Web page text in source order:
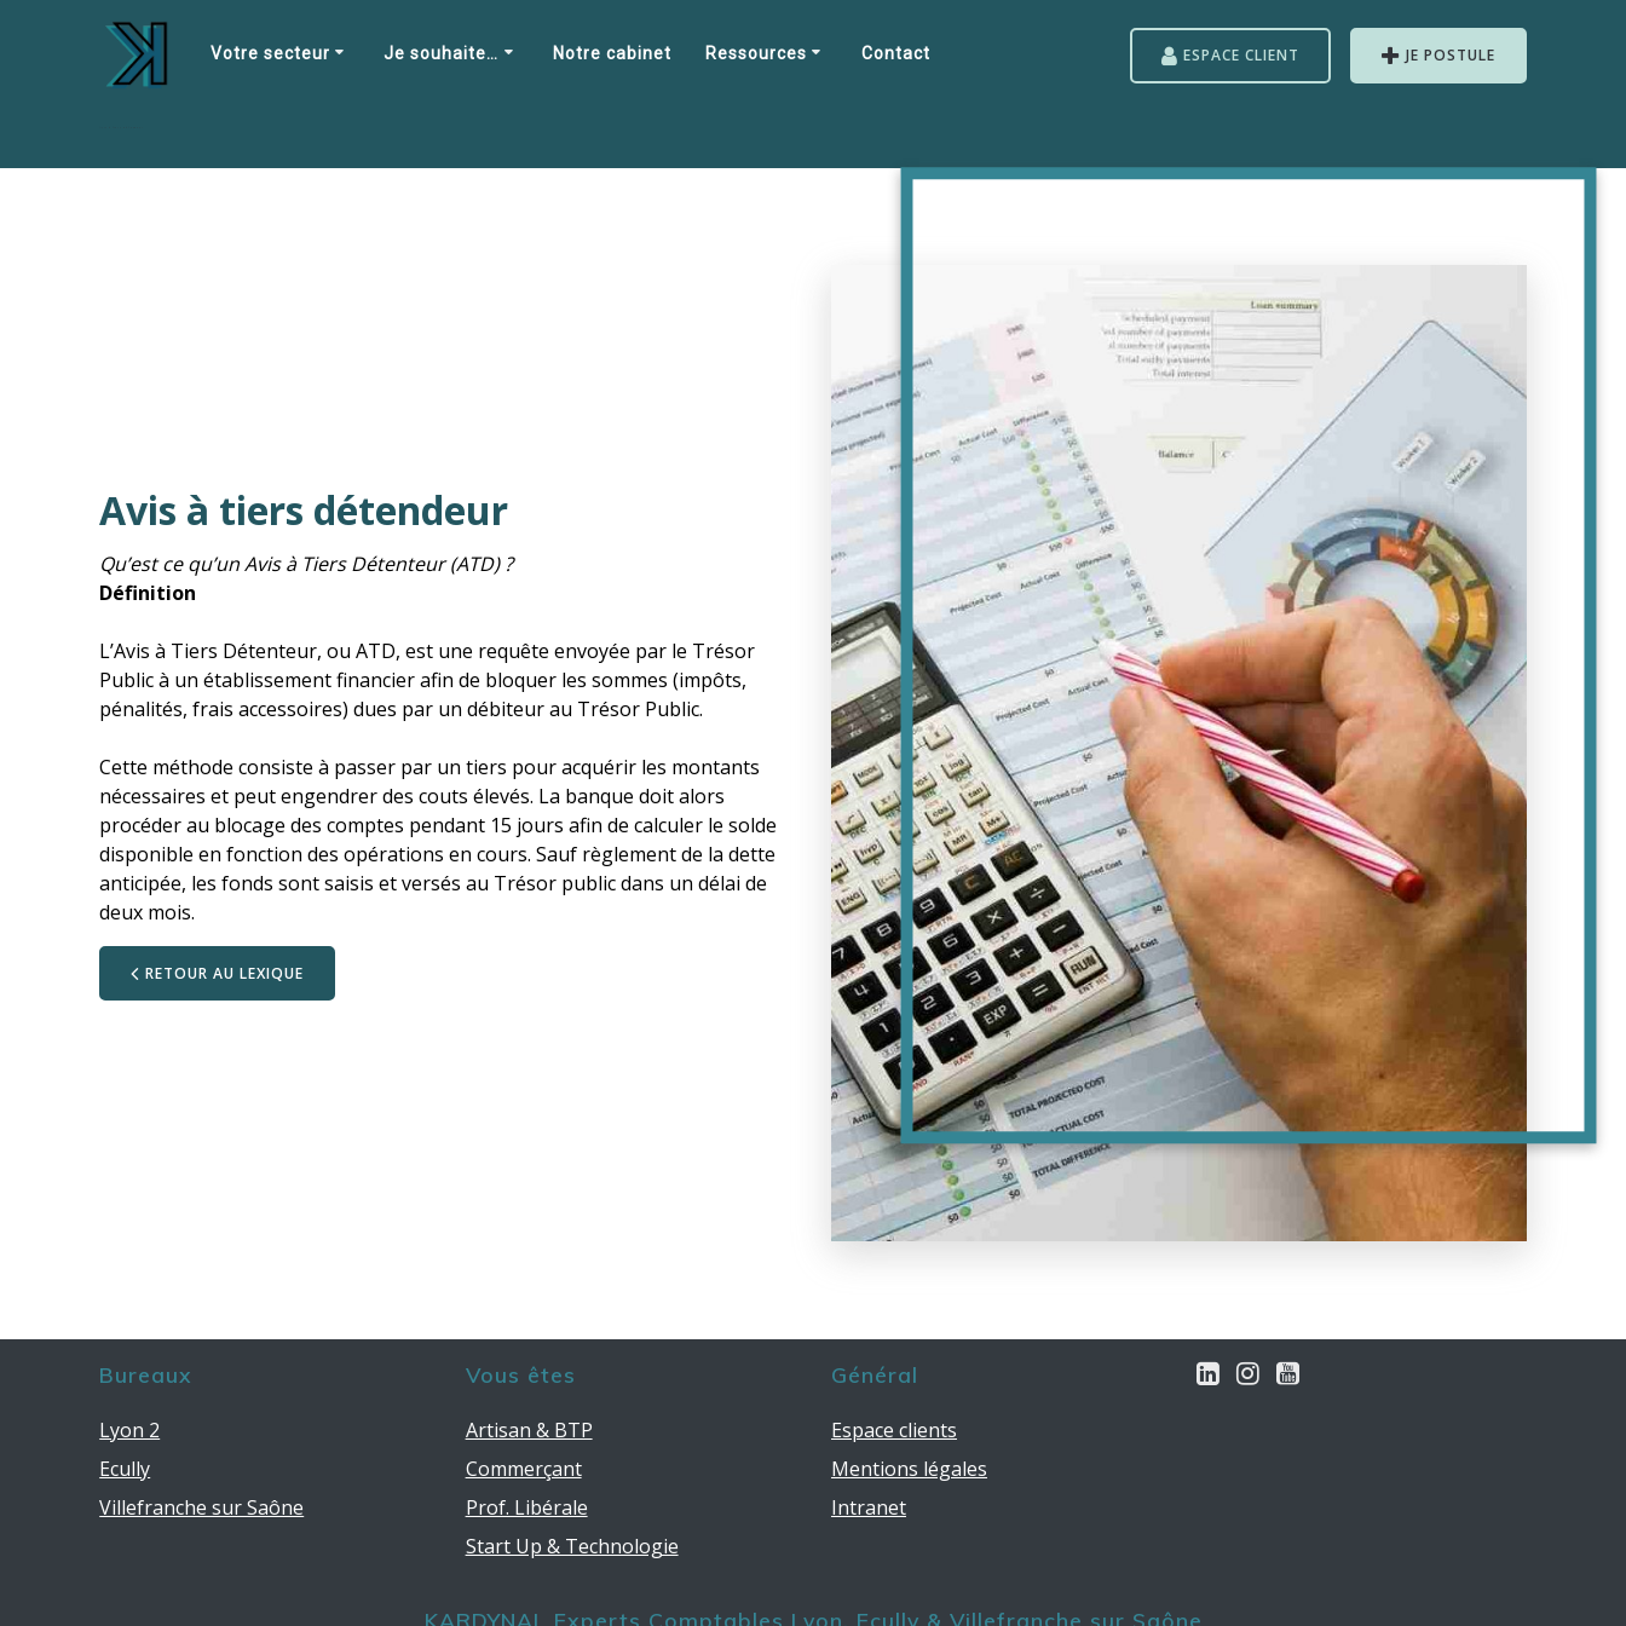
Votre secteur Je souhaite… Notre cabinet Ressources Contact ESPACE CLIENT JE POSTULE
Avis à tiers détendeur
Qu’est ce qu’un Avis à Tiers Détenteur (ATD) ?
Définition
L’Avis à Tiers Détenteur, ou ATD, est une requête envoyée par le Trésor
Public à un établissement financier afin de bloquer les sommes (impôts,
pénalités, frais accessoires) dues par un débiteur au Trésor Public.
Cette méthode consiste à passer par un tiers pour acquérir les montants
nécessaires et peut engendrer des couts élevés. La banque doit alors
procéder au blocage des comptes pendant 15 jours afin de calculer le solde
disponible en fonction des opérations en cours. Sauf règlement de la dette
anticipée, les fonds sont saisis et versés au Trésor public dans un délai de
deux mois.
RETOUR AU LEXIQUE
Bureaux
Lyon 2
Ecully
Villefranche sur Saône
Vous êtes
Artisan & BTP
Commerçant
Prof. Libérale
Start Up & Technologie
Général
Espace clients
Mentions légales
Intranet
KARDYNAL Experts Comptables Lyon, Ecully & Villefranche sur Saône